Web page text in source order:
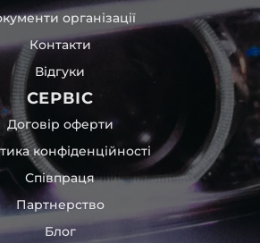
організації
Контакти
Відгуки
СЕРВІС
Договір оферти
конфіденційності
Співпраця
Партнерство
Блог